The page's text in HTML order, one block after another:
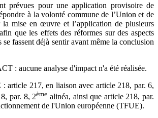
prévues pour une application provisoire de
à la volonté commune de l’Union et de
la mise en œuvre et l’application de plusieurs
que les effets des réformes sur des aspects
se fassent déjà sentir avant même la conclusion
: aucune analyse d'impact n'a été réalisée.
article 217, en liaison avec article 218, par. 6,
par. 8, 2ème alinéa, ainsi que article 218, par.
de l'Union européenne (TFUE).